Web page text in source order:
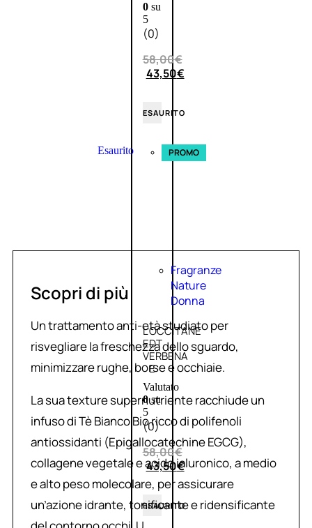
0su
5
(0)
58,00€
43,50€
ESAURITO
Esaurito PROMO
Fragranze
Nature
Donna
L’OCCITANE
EDT
VERBENA
E
Valutato
0su
5
(0)
58,00€
43,50€
ESAURITO
Scopri di più
Un trattamento anti-età studiato per
risvegliare la freschezza dello sguardo,
minimizzare rughe, borse e occhiaie.
La sua texture supernutriente racchiude un
infuso di Tè Bianco Bio ricco di polifenoli
antiossidanti (Epigallocatechine EGCG),
collagene vegetale e acido ialuronico, a medio
e alto peso molecolare, per assicurare
un’azione idrante, tonificante e ridensificante